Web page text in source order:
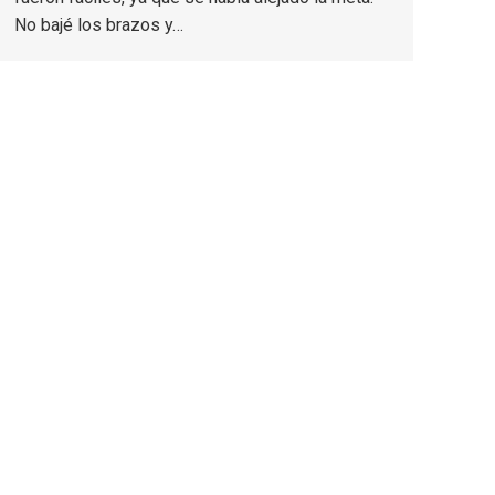
No bajé los brazos y…